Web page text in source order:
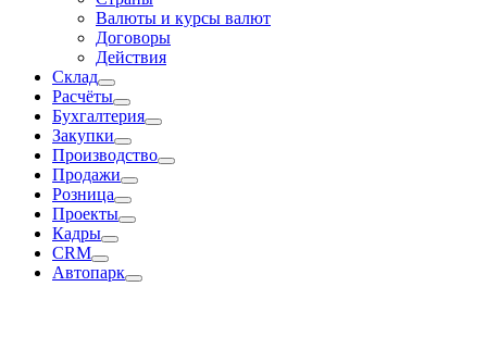
Валюты и курсы валют
Договоры
Действия
Склад
Расчёты
Бухгалтерия
Закупки
Производство
Продажи
Розница
Проекты
Кадры
CRM
Автопарк